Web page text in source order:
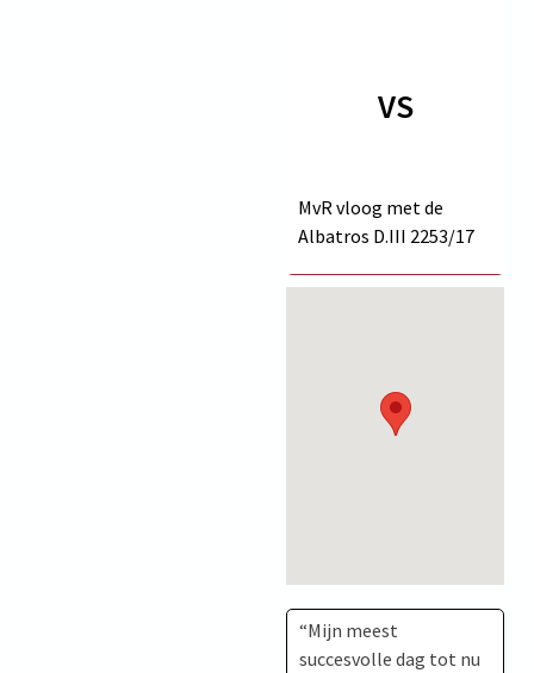
VS
MvR vloog met de
Albatros D.III 2253/17
“Mijn meest
succesvolle dag tot nu